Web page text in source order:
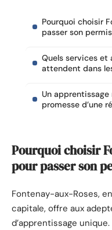
Pourquoi choisir
passer son
Quels services et
attendent dans
Un
promesse d’une
Pourquoi choisir
pour passer son
Fontenay-aux-Roses,
capitale, offre aux
d’apprentissage